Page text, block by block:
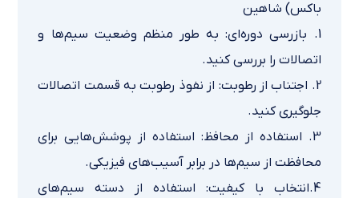
باكس) شاهین
1. بازرسی دوره‌ای: به طور منظم وضعیت سیم‌ها و
اتصالات را بررسی کنید.
2. اجتناب از رطوبت: از نفوذ رطوبت به قسمت اتصالات
جلوگیری کنید.
3. استفاده از محافظ: استفاده از پوشش‌هایی برای
محافظت از سیم‌ها در برابر آسیب‌های فیزیکی.
4.انتخاب با کیفیت: استفاده از دسته سیم‌های